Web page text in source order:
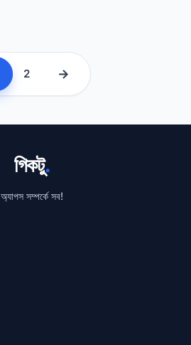
2 →
গিকটু.
অ্যাপস সম্পর্কে সব!